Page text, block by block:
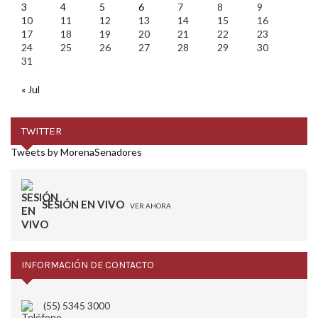
3
4 5 6 7 8
9
10
11 12 13 14 15
16
17
18 19 20 21 22
23
24
25 26 27 28 29
30
31
« Jul
TWITTER
Tweets by MorenaSenadores
SESIÓN EN VIVO VER AHORA
INFORMACIÓN DE CONTACTO
(55) 5345 3000